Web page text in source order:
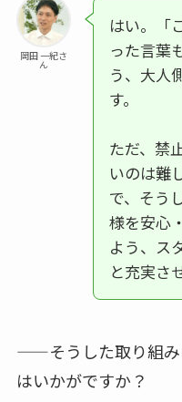
岡田 一紀さ
ん
はい。「
った言葉
う、大人
す。
ただ、禁
いのは難
で、そう
様を安心
よう、ス
と充実さ
——そうした取り組み
はいかがですか？